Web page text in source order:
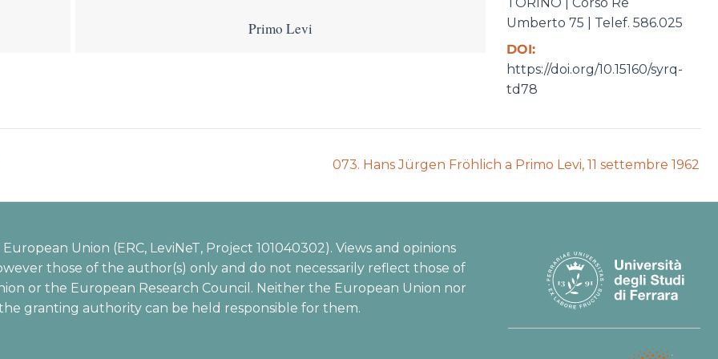
Primo Levi
Umberto 75 | Telef. 586.025
DOI:
https://doi.org/10.15160/syrq-
td78
Next
073. Hans Jürgen Fröhlich a Primo Levi, 11 settembre 1962
Union (ERC, LeviNeT, Project 101040302). Views and opinions
those of the author(s) only and do not necessarily reflect those of
or the European Research Council. Neither the European Union nor
granting authority can be held responsible for them.